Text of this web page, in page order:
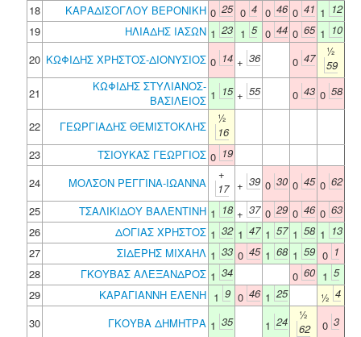
18
ΚΑΡΑΔΙΣΟΓΛΟΥ ΒΕΡΟΝΙΚΗ 0 25 0 4 0 46 0 41 1 12
19
ΗΛΙΑΔΗΣ ΙΑΣΩΝ 1 23 1 5 0 44 0 65 1 10
20 ΚΩΦΙΔΗΣ ΧΡΗΣΤΟΣ-ΔΙΟΝΥΣΙΟΣ 0 14 + 36 0 47
½
59
21
ΚΩΦΙΔΗΣ ΣΤΥΛΙΑΝΟΣ-
ΒΑΣΙΛΕΙΟΣ 1 15 + 55 0 43 0 58
22 ΓΕΩΡΓΙΑΔΗΣ ΘΕΜΙΣΤΟΚΛΗΣ
½
16
23
ΤΣΙΟΥΚΑΣ ΓΕΩΡΓΙΟΣ 0 19
24
ΜΟΛΣΟΝ ΡΕΓΓΙΝΑ-ΙΩΑΝΝΑ
+
17
+ 39 0 30 0 45 0 62
25
ΤΣΑΛΙΚΙΔΟΥ ΒΑΛΕΝΤΙΝΗ 1 18 + 37 0 29 0 46 0 63
26
ΔΟΓΙΑΣ ΧΡΗΣΤΟΣ 1 32 1 47 1 57 1 58 1 13
27
ΣΙΔΕΡΗΣ ΜΙΧΑΗΛ 1 33 0 45 1 68 1 59 0 1
28
ΓΚΟΥΒΑΣ ΑΛΕΞΑΝΔΡΟΣ 1 34 0 60 1 5
29
ΚΑΡΑΓΙΑΝΝΗ ΕΛΕΝΗ 1 9 0 46 1 25 ½ 4
30
ΓΚΟΥΒΑ ΔΗΜΗΤΡΑ 1 35 1 24
½
62
0 3